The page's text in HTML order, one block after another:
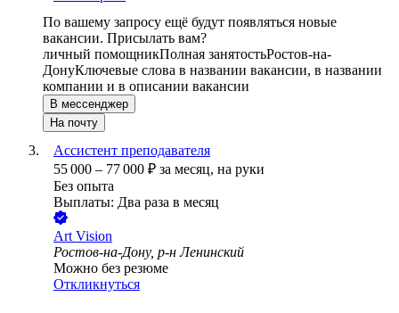
По вашему запросу ещё будут появляться новые
вакансии. Присылать вам?
личный помощникПолная занятостьРостов-на-
ДонуКлючевые слова в названии вакансии, в названии
компании и в описании вакансии
В мессенджер
На почту
Ассистент преподавателя
55 000 – 77 000 ₽ за месяц, на руки
Без опыта
Выплаты: Два раза в месяц
Art Vision
Ростов-на-Дону, р-н Ленинский
Можно без резюме
Откликнуться